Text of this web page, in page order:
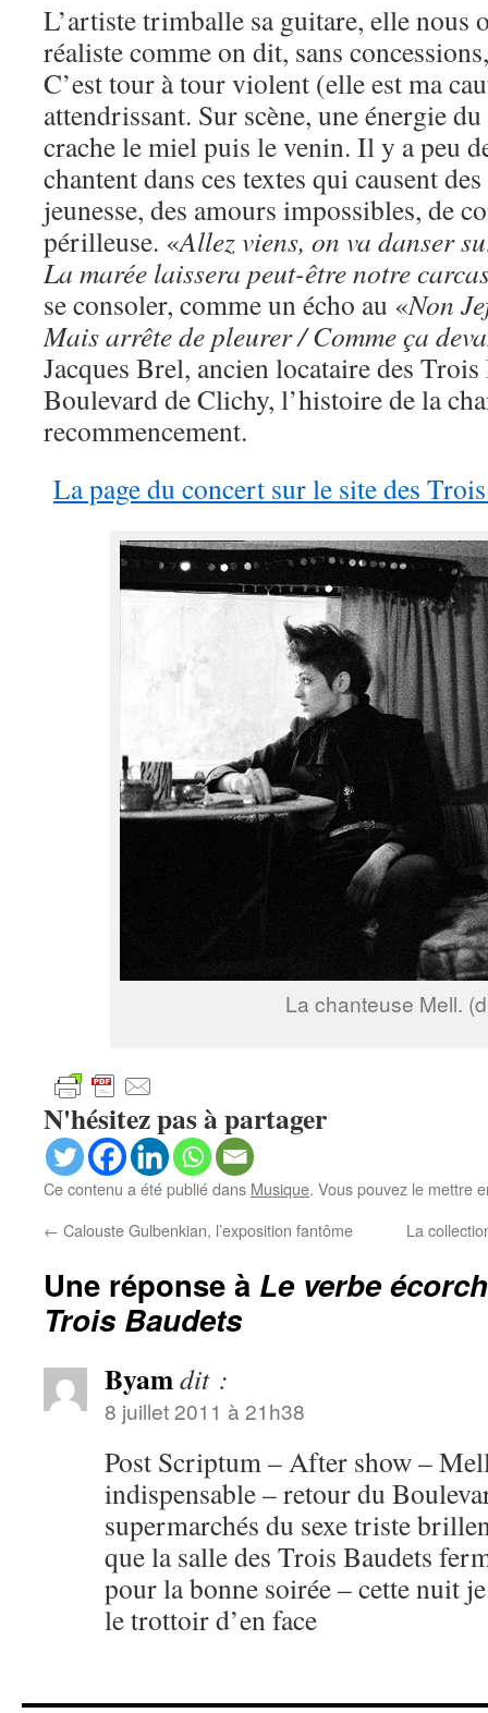
L’artiste trimballe sa guitare, elle nous
réaliste comme on dit, sans
C’est tour à tour violent (elle est ma
attendrissant. Sur scène, une énergie
crache le miel puis le venin. Il y a peu
chantent dans ces textes qui causent
jeunesse, des amours impossibles, de
périlleuse. «Allez viens, on va danser
La marée laissera peut-être notre
se consoler, comme un écho au «Non
Mais arrête de pleurer / Comme ça
Jacques Brel, ancien locataire des
Boulevard de Clichy, l’histoire de la
recommencement.
La page du concert sur le site des
La chanteuse Mell.
N'hésitez pas à partager
Ce contenu a été publié dans Musique. Vous pouvez le mettre
← Calouste Gulbenkian, l’exposition fantôme La
Une réponse à Le verbe
Trois Baudets
Byamdit :
8 juillet 2011 à 21h38
Post Scriptum – After show –
indispensable – retour du
supermarchés du sexe triste
que la salle des Trois Baudets
pour la bonne soirée – cette nuit
le trottoir d’en face